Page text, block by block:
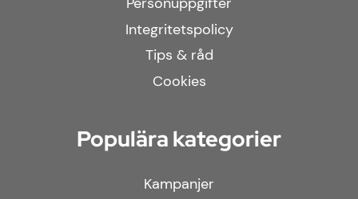
Integritetspolicy
Tips & råd
Cookies
Populära kategorier
Kampanjer